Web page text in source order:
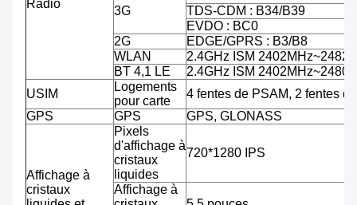
Radio
3G
TDS-CDM : B34/B39
EVDO : BC0
2G
EDGE/GPRS : B3/B8
WLAN
2.4GHz ISM
BT 4,1 LE
2.4GHz ISM
USIM
Logements
pour carte
4 fentes de PSAM, 2 fentes
GPS
GPS GPS, GLONASS
Affichage à
cristaux
Pixels
d'affichage à
cristaux
liquides
720*1280 IPS
Affichage à